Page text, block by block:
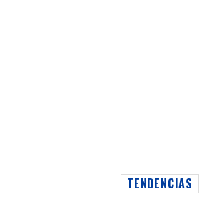
TENDENCIAS